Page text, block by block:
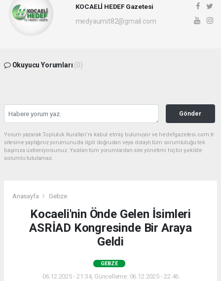
KOCAELİ HEDEF Gazetesi
medyaumit82@gmail.com
Okuyucu Yorumları (0)
Gönder
Yorum yazarak Topluluk Kuralları’nı kabul etmiş bulunuyor ve hedefgazetesi.com.tr
sitesine yaptığınız yorumunuzla ilgili doğrudan veya dolaylı tüm sorumluluğu tek
başınıza üstleniyorsunuz. Yazılan tüm yorumlardan site yönetimi hiçbir şekilde
sorumlu tutulamaz.
Anasayfa Gebze
Kocaeli'nin Önde Gelen İsimleri
ASRİAD Kongresinde Bir Araya
Geldi
GEBZE
06.12.2025 - 21:34, Güncelleme: 06.12.2025 - 22:46